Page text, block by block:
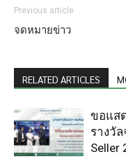
Previous article
จดหมายข่าว
RELATED ARTICLES
ขอแส
รางวั
Seller